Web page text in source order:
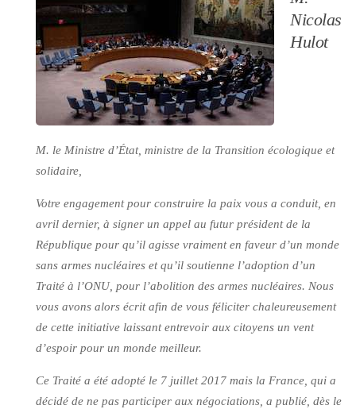
Nicolas
Hulot
M. le Ministre d’État, ministre de la Transition écologique et
solidaire,
Votre engagement pour construire la paix vous a conduit, en
avril dernier, à signer un appel au futur président de la
République pour qu’il agisse vraiment en faveur d’un monde
sans armes nucléaires et qu’il soutienne l’adoption d’un
Traité à l’ONU, pour l’abolition des armes nucléaires. Nous
vous avons alors écrit afin de vous féliciter chaleureusement
de cette initiative laissant entrevoir aux citoyens un vent
d’espoir pour un monde meilleur.
Ce Traité a été adopté le 7 juillet 2017 mais la France, qui a
décidé de ne pas participer aux négociations, a publié, dès le